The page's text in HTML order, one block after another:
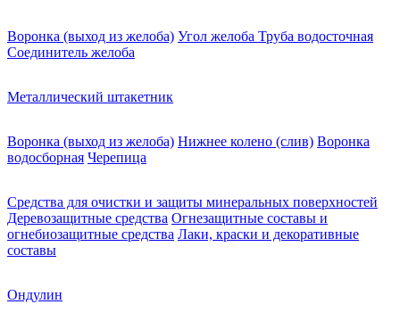
Воронка (выход из желоба) Угол желоба Труба водосточная
Соединитель желоба
Металлический штакетник
Воронка (выход из желоба) Нижнее колено (слив) Воронка
водосборная Черепица
Средства для очистки и защиты минеральных поверхностей
Деревозащитные средства Огнезащитные составы и
огнебиозащитные средства Лаки, краски и декоративные
составы
Ондулин